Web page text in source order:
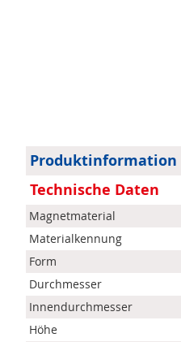
springen
Mehr
Informationen
Produktinformation
Technische Daten
Magnetmaterial
Materialkennung
Form
Durchmesser
Innendurchmesser
Höhe